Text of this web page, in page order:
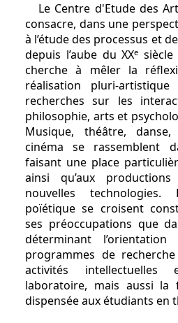
Le Centre d'Etude des
consacre, dans une
à l’étude des processus et
depuis l’aube du XXe
cherche à mêler la
réalisation pluri-
recherches sur les
philosophie, arts et
Musique, théâtre,
cinéma se rassemblent
faisant une place
ainsi qu’aux
nouvelles technologies.
poïétique se croisent
ses préoccupations que
déterminant
programmes de
activités
laboratoire, mais aussi la
dispensée aux étudiants en